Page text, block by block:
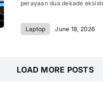
perayaan dua dekade
Laptop June 18, 2026
LOAD MORE POSTS